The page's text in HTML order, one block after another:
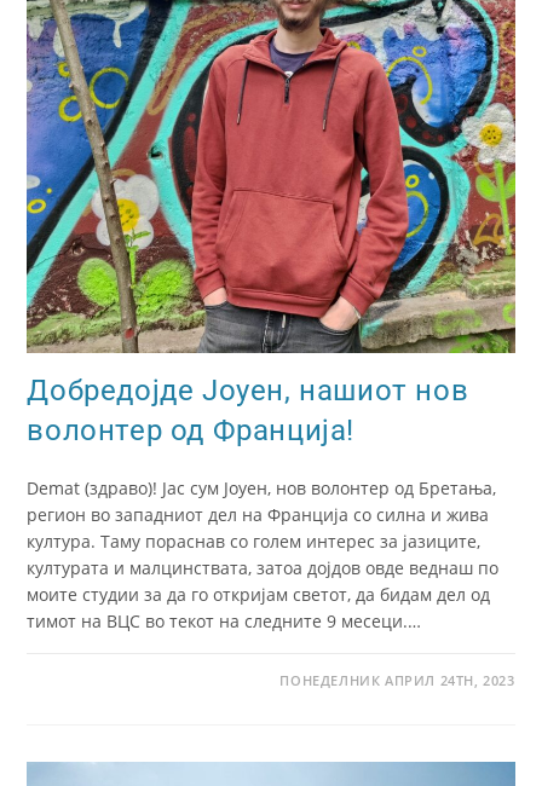
Добредојде Јоуен, нашиот нов
волонтер од Франција!
Demat (здраво)! Јас сум Јoуен, нов волонтер од Бретања,
регион во западниот дел на Франција со силна и жива
култура. Таму пораснав со голем интерес за јазиците,
културата и малцинствата, затоа дојдов овде веднаш по
моите студии за да го откријам светот, да бидам дел од
тимот на ВЦС во текот на следните 9 месеци.…
ПОНЕДЕЛНИК АПРИЛ 24TH, 2023